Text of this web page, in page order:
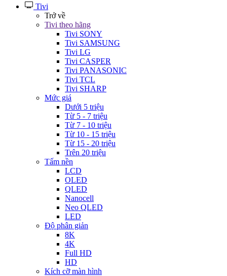
Tivi
Trở về
Tivi theo hãng
Tivi SONY
Tivi SAMSUNG
Tivi LG
Tivi CASPER
Tivi PANASONIC
Tivi TCL
Tivi SHARP
Mức giá
Dưới 5 triệu
Từ 5 - 7 triệu
Từ 7 - 10 triệu
Từ 10 - 15 triệu
Từ 15 - 20 triệu
Trên 20 triệu
Tấm nền
LCD
OLED
QLED
Nanocell
Neo QLED
LED
Độ phân giản
8K
4K
Full HD
HD
Kích cỡ màn hình